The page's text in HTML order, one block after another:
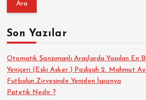
m
:Son Yazılar
Otomatik Şanzımanlı Araçlarda Yapılan En
Yeniçeri (Eski Asker ) Padişah 2. Mahmut
Futbolun Zirvesinde Yeniden İspanya
Patetik Nedir ?